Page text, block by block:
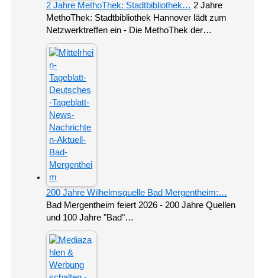
2 Jahre MethoThek: Stadtbibliothek… 2 Jahre
MethoThek: Stadtbibliothek Hannover lädt zum
Netzwerktreffen ein - Die MethoThek der…
200 Jahre Wilhelmsquelle Bad Mergentheim:…
Bad Mergentheim feiert 2026 - 200 Jahre Quellen
und 100 Jahre "Bad"…